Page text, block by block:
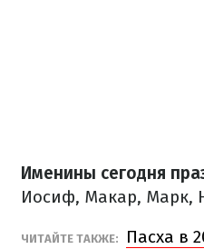
Именины сегодня
Иосиф, Макар, Марк,
ЧИТАЙТЕ ТАКЖЕ:
Пасха в